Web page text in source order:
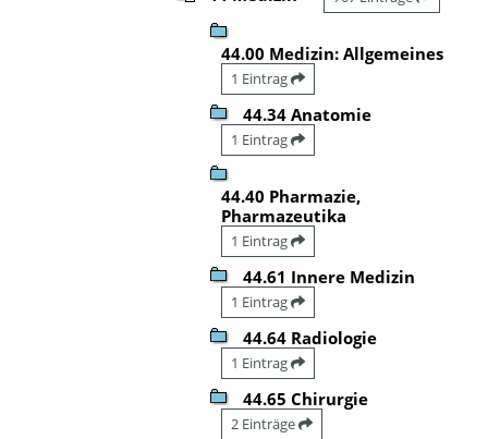
44.00 Medizin: Allgemeines
1 Eintrag
44.34 Anatomie
1 Eintrag
44.40 Pharmazie,
Pharmazeutika
1 Eintrag
44.61 Innere Medizin
1 Eintrag
44.64 Radiologie
1 Eintrag
44.65 Chirurgie
2 Einträge